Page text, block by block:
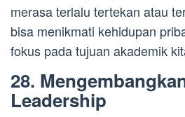
merasa terlalu tertekan atau
bisa menikmati kehidupan
fokus pada tujuan akademik
28.
Leadership